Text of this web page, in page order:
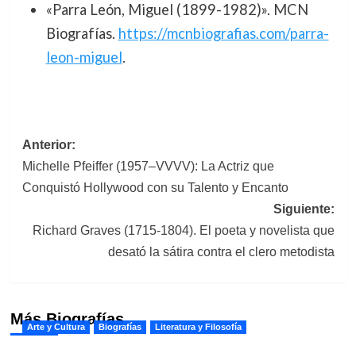
«Parra León, Miguel (1899-1982)». MCN
Biografías. https://mcnbiografias.com/parra-
leon-miguel.
Navegación
de
entradas
Anterior:
Michelle Pfeiffer (1957–VVVV): La Actriz que
Conquistó Hollywood con su Talento y Encanto
Siguiente:
Richard Graves (1715-1804). El poeta y novelista que
desató la sátira contra el clero metodista
Más Biografías
Arte y Cultura Biografías Literatura y Filosofía